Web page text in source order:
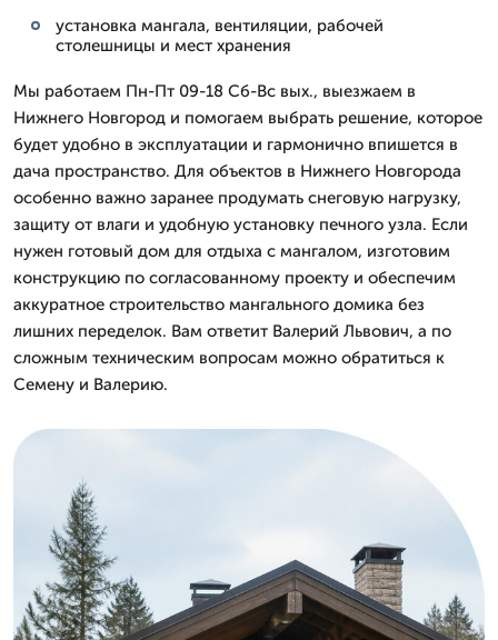
установка мангала, вентиляции, рабочей
столешницы и мест хранения
Мы работаем Пн-Пт 09-18 Сб-Вс вых., выезжаем в
Нижнего Новгород и помогаем выбрать решение, которое
будет удобно в эксплуатации и гармонично впишется в
дача пространство. Для объектов в Нижнего Новгорода
особенно важно заранее продумать снеговую нагрузку,
защиту от влаги и удобную установку печного узла. Если
нужен готовый дом для отдыха с мангалом, изготовим
конструкцию по согласованному проекту и обеспечим
аккуратное строительство мангального домика без
лишних переделок. Вам ответит Валерий Львович, а по
сложным техническим вопросам можно обратиться к
Семену и Валерию.